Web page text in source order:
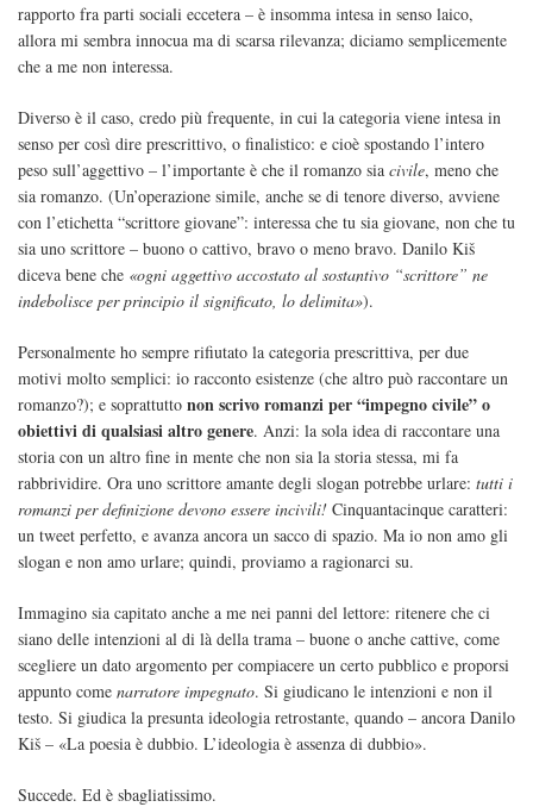
rapporto fra parti sociali eccetera – è insomma intesa in senso laico,
allora mi sembra innocua ma di scarsa rilevanza; diciamo semplicemente
che a me non interessa.
Diverso è il caso, credo più frequente, in cui la categoria viene intesa in
senso per così dire prescrittivo, o finalistico: e cioè spostando l’intero
peso sull’aggettivo – l’importante è che il romanzo sia civile, meno che
sia romanzo. (Un’operazione simile, anche se di tenore diverso, avviene
con l’etichetta “scrittore giovane”: interessa che tu sia giovane, non che tu
sia uno scrittore – buono o cattivo, bravo o meno bravo. Danilo Kiš
diceva bene che «ogni aggettivo accostato al sostantivo “scrittore” ne
indebolisce per principio il significato, lo delimita»).
Personalmente ho sempre rifiutato la categoria prescrittiva, per due
motivi molto semplici: io racconto esistenze (che altro può raccontare un
romanzo?); e soprattutto non scrivo romanzi per “impegno civile” o
obiettivi di qualsiasi altro genere. Anzi: la sola idea di raccontare una
storia con un altro fine in mente che non sia la storia stessa, mi fa
rabbrividire. Ora uno scrittore amante degli slogan potrebbe urlare: tutti i
romanzi per definizione devono essere incivili! Cinquantacinque caratteri:
un tweet perfetto, e avanza ancora un sacco di spazio. Ma io non amo gli
slogan e non amo urlare; quindi, proviamo a ragionarci su.
Immagino sia capitato anche a me nei panni del lettore: ritenere che ci
siano delle intenzioni al di là della trama – buone o anche cattive, come
scegliere un dato argomento per compiacere un certo pubblico e proporsi
appunto come narratore impegnato. Si giudicano le intenzioni e non il
testo. Si giudica la presunta ideologia retrostante, quando – ancora Danilo
Kiš – «La poesia è dubbio. L’ideologia è assenza di dubbio».
Succede. Ed è sbagliatissimo.